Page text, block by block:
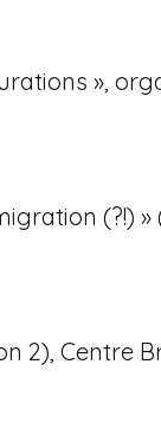
»,
(?!) »
2), Centre